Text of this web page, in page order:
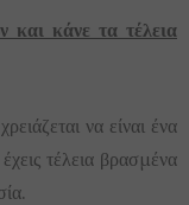
και κάνε τα τέλεια
να είναι ένα
τέλεια βρασμένα